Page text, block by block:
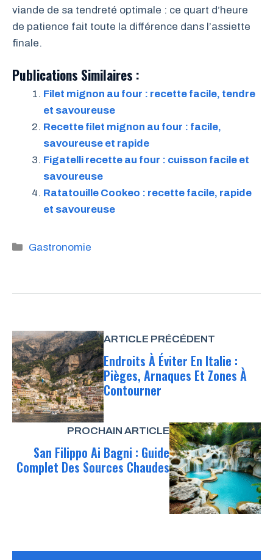
viande de sa tendreté optimale : ce quart d’heure
de patience fait toute la différence dans l’assiette
finale.
Publications Similaires :
Filet mignon au four : recette facile, tendre
et savoureuse
Recette filet mignon au four : facile,
savoureuse et rapide
Figatelli recette au four : cuisson facile et
savoureuse
Ratatouille Cookeo : recette facile, rapide
et savoureuse
Catégories
Gastronomie
ARTICLE PRÉCÉDENT
Endroits À Éviter En Italie :
Pièges, Arnaques Et Zones À
Contourner
PROCHAIN ARTICLE
San Filippo Ai Bagni : Guide
Complet Des Sources Chaudes